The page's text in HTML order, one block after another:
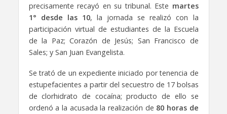
precisamente recayó en su tribunal. Este martes
1° desde las 10, la jornada se realizó con la
participación virtual de estudiantes de la Escuela
de la Paz; Corazón de Jesús; San Francisco de
Sales; y San Juan Evangelista.
Se trató de un expediente iniciado por tenencia de
estupefacientes a partir del secuestro de 17 bolsas
de clorhidrato de cocaína; producto de ello se
ordenó a la acusada la realización de 80 horas de